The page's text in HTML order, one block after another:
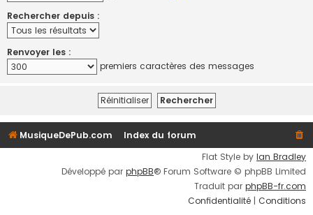
Rechercher depuis :
Renvoyer les :
premiers caractères des messages
MusiqueDePub.com
Index du forum
Flat Style by Ian Bradley
Développé par phpBB® Forum Software © phpBB Limited
Traduit par phpBB-fr.com
Confidentialité | Conditions